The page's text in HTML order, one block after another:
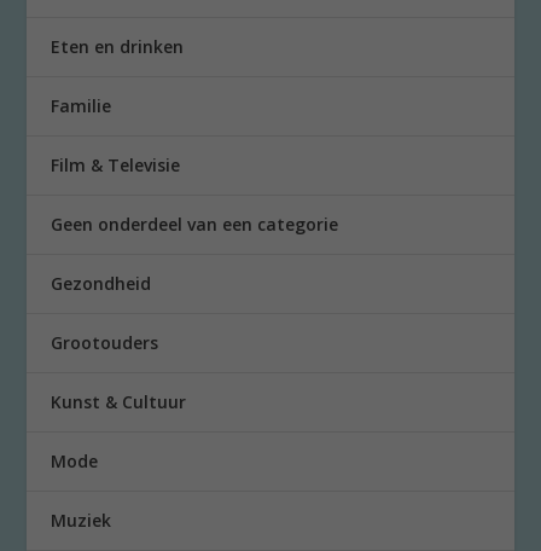
Eten en drinken
Familie
Film & Televisie
Geen onderdeel van een categorie
Gezondheid
Grootouders
Kunst & Cultuur
Mode
Muziek